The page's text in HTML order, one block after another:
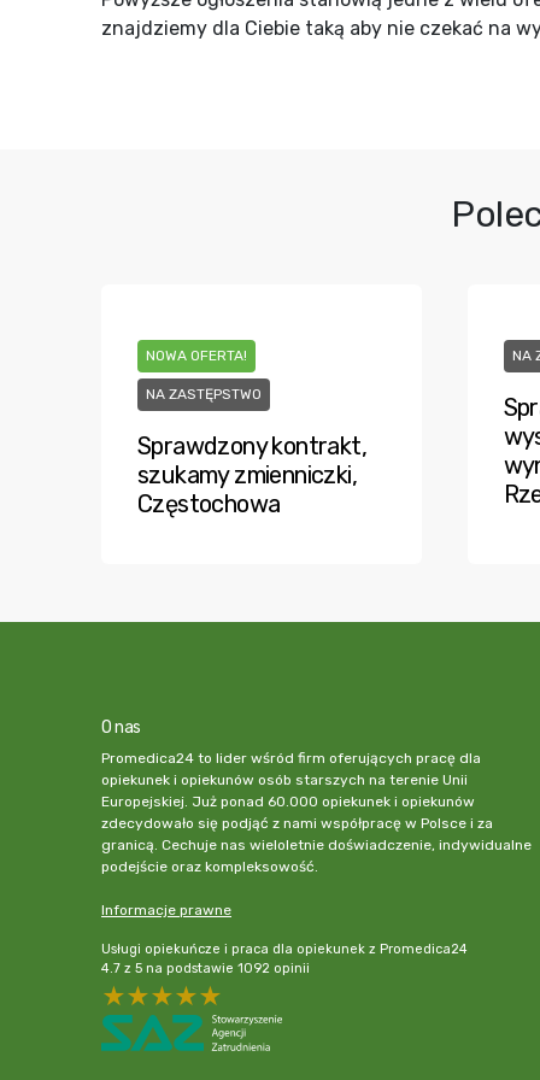
znajdziemy dla Ciebie taką aby nie czekać na
NOWA OFERTA!
NA ZASTĘPSTWO
Sprawdzony kontrakt,
szukamy zmienniczki,
Częstochowa
NA
O nas
Promedica24 to lider wśród firm oferujących pracę dla
opiekunek i opiekunów osób starszych na terenie Unii
Europejskiej. Już ponad 60.000 opiekunek i opiekunów
zdecydowało się podjąć z nami współpracę w Polsce i za
granicą. Cechuje nas wieloletnie doświadczenie, indywidualne
podejście oraz kompleksowość.
Informacje prawne
Usługi opiekuńcze i praca dla opiekunek z Promedica24
4.7 z 5 na podstawie 1092 opinii
5 stars
4 stars
3 stars
2 stars